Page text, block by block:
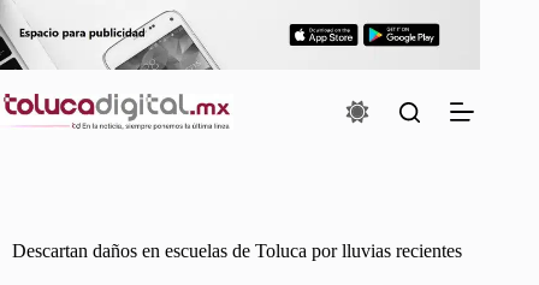
Saltar
al
contenido
Descartan daños en escuelas de Toluca por lluvias recientes